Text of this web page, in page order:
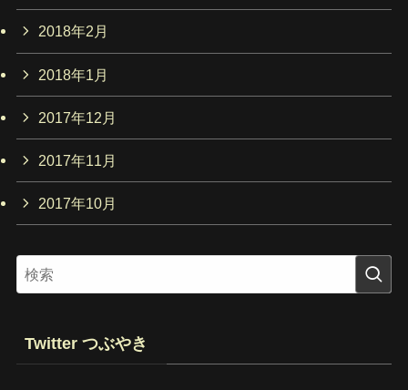
2018年2月
2018年1月
2017年12月
2017年11月
2017年10月
Twitter つぶやき